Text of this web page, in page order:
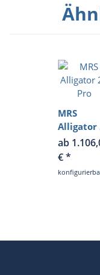
MRS
Alligator
Pro
ab
€*